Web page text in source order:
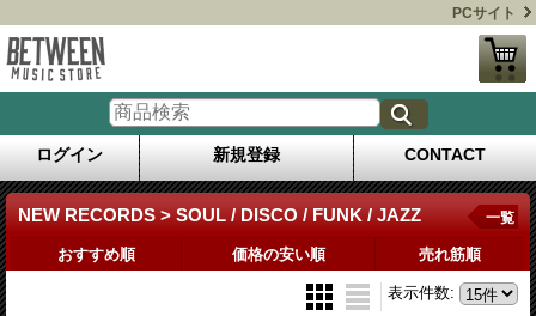
PCサイト
ログイン 新規登録 CONTACT
NEW RECORDS > SOUL / DISCO / FUNK / JAZZ 一覧
おすすめ順 価格の安い順 売れ筋順
表示件数: